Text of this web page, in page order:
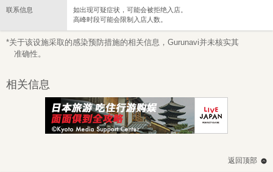
联系信息
如出现可疑症状，可能会被拒绝入店。
高峰时段可能会限制入店人数。
*关于该设施采取的感染预防措施的相关信息，Gurunavi并未核实其
准确性。
相关信息
返回顶部